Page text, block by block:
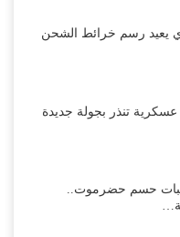
يعيد رسم خرائط الشحن
تنذر بجولة جديدة
حسم حضرموت..